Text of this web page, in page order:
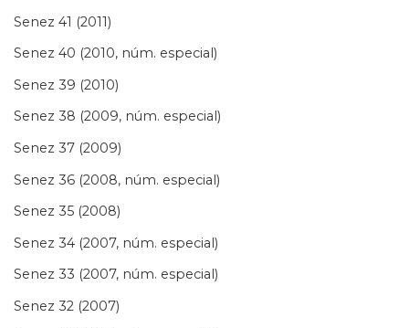
Senez 41 (2011)
Senez 40 (2010, núm. especial)
Senez 39 (2010)
Senez 38 (2009, núm. especial)
Senez 37 (2009)
Senez 36 (2008, núm. especial)
Senez 35 (2008)
Senez 34 (2007, núm. especial)
Senez 33 (2007, núm. especial)
Senez 32 (2007)